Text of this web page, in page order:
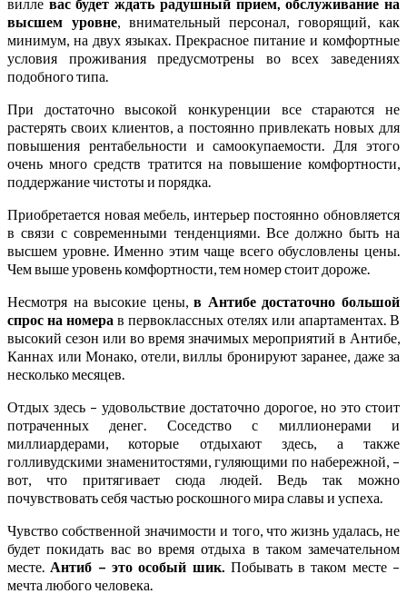
высшем уровне, внимательный персонал, говорящий, как
минимум, на двух языках. Прекрасное питание и комфортные
условия проживания предусмотрены во всех заведениях
подобного типа.
При достаточно высокой конкуренции все стараются не
растерять своих клиентов, а постоянно привлекать новых для
повышения рентабельности и самоокупаемости. Для этого
очень много средств тратится на повышение комфортности,
поддержание чистоты и порядка.
Приобретается новая мебель, интерьер постоянно обновляется
в связи с современными тенденциями. Все должно быть на
высшем уровне. Именно этим чаще всего обусловлены цены.
Чем выше уровень комфортности, тем номер стоит дороже.
Несмотря на высокие цены,в Антибе достаточно большой
спрос на номера в первоклассных отелях или апартаментах. В
высокий сезон или во время значимых мероприятий в Антибе,
Каннах или Монако, отели, виллы бронируют заранее, даже за
несколько месяцев.
Отдых здесь – удовольствие достаточно дорогое, но это стоит
потраченных денег. Соседство с миллионерами и
миллиардерами, которые отдыхают здесь, а также
голливудскими знаменитостями, гуляющими по набережной, –
вот, что притягивает сюда людей. Ведь так можно
почувствовать себя частью роскошного мира славы и успеха.
Чувство собственной значимости и того, что жизнь удалась, не
будет покидать вас во время отдыха в таком замечательном
месте. Антиб – это особый шик. Побывать в таком месте –
мечта любого человека.